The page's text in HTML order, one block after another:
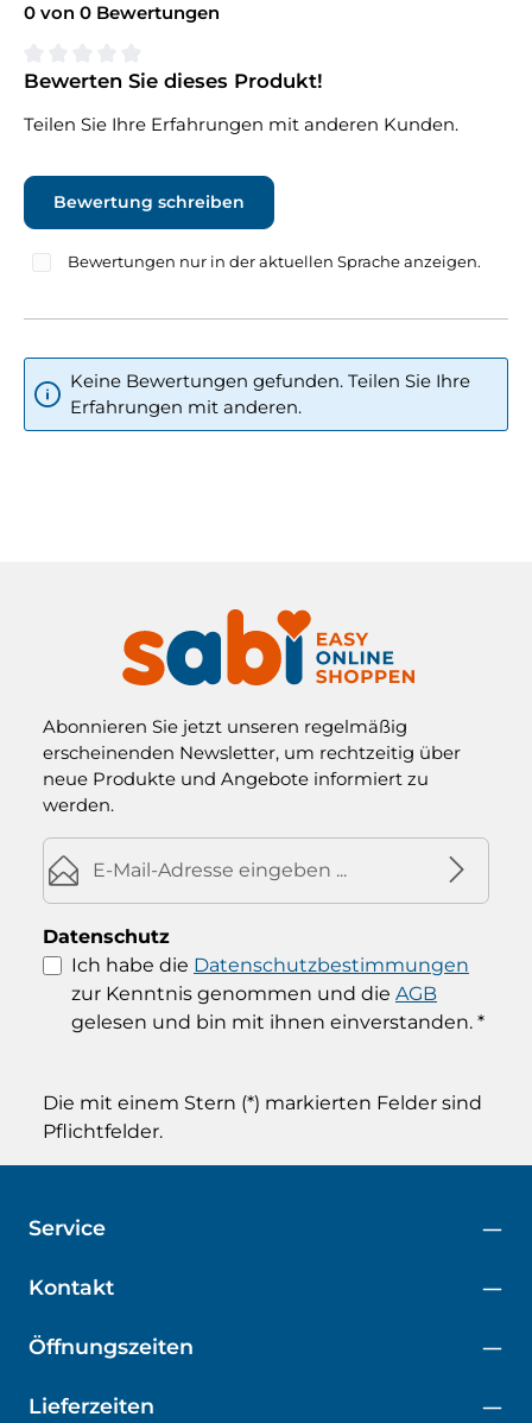
0 von 0 Bewertungen
Durchschnittliche Bewertung von 0 von 5 Sternen
Bewerten Sie dieses Produkt!
Teilen Sie Ihre Erfahrungen mit anderen Kunden.
Bewertung schreiben
Bewertungen nur in der aktuellen Sprache anzeigen.
Keine Bewertungen gefunden. Teilen Sie Ihre
Erfahrungen mit anderen.
Abonnieren Sie jetzt unseren regelmäßig
erscheinenden Newsletter, um rechtzeitig über
neue Produkte und Angebote informiert zu
werden.
E-Mail-Adresse*
Datenschutz
Ich habe die Datenschutzbestimmungen
zur Kenntnis genommen und die AGB
gelesen und bin mit ihnen einverstanden. *
Die mit einem Stern (*) markierten Felder sind
Pflichtfelder.
Kontakt
Öffnungszeiten
Service
Lieferzeiten